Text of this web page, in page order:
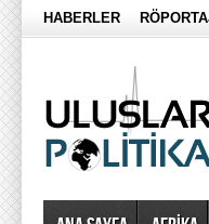
HABERLER